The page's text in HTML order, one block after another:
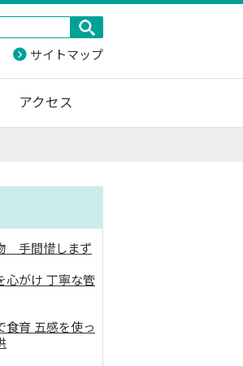
サイトマップ
アクセス
手間惜しまず
心がけ 丁寧な管
食育 五感を使っ